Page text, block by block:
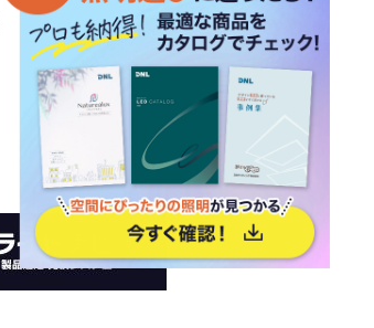
サイトマップ